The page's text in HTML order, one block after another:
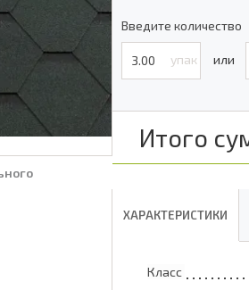
Введите количество
упак
Итого
ХАРАКТЕРИСТИКИ
Класс